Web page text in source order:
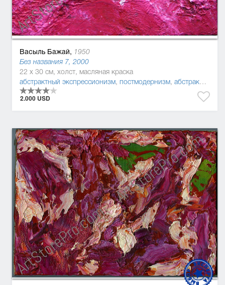
Васыль Бажай, 1950
Без названия 7, 2000
22 x 30 см, холст, масляная краска
абстрактный экспрессионизм, постмодернизм, абстракционизм
2.000 USD